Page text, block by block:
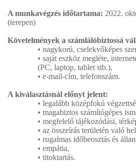
A munkavégzés időtartama: 2022.
(terepen)
Követelmények a számlálóbiztossá
• nagykorú, cselekvőképes
• saját eszköz megléte,
(PC, laptop, tablet stb.),
• e-mail-cím, telefonszám.
A kiválasztásnál előnyt jelent:
• legalább középfokú
• magabiztos számítógépes
• megfelelő tájékozódási,
• az összeírás területén való
• rugalmas időbeosztás és
• empátia,
• titoktartás.